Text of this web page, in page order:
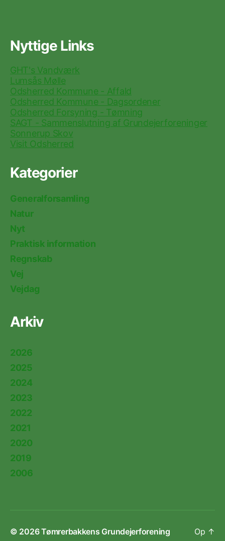
Nyttige Links
GHT's Vandværk
Lumsås Mølle
Odsherred Kommune - Affald
Odsherred Kommune - Dagsordener
Odsherred Forsyning - Tømning
SAGT - Sammenslutning af Grundejerforeninger
Sonnerup Skov
Visit Odsherred
Kategorier
Generalforsamling
Natur
Nyt
Praktisk information
Regnskab
Vej
Vejdag
Arkiv
2026
2025
2024
2023
2022
2021
2020
2019
2006
© 2026Tømrerbakkens Grundejerforening Op ↑